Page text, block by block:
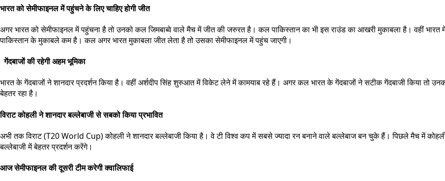
भारत को सेमीफाइनल में पहुंचने के लिए चाहिए होगी जीत
अगर भारत को सेमीफाइनल में पहुंचना है तो उनको कल जिमबाब्वे वाले मैच में जीत की जरुरत है। कल पाकिस्तान का भी इस राउंड का आखरी मुकाबला है। वहीं
पाकिस्तान के मुकाबले कम है। कल अगर भारत मुकाबला जीत लेता है तो उसका सेमीफाइनल में पहुंच जाएगी।
गेंदबाजों की रहेगी अहम भूमिका
भारत के गेंदबाजों ने शानदार प्रदर्शन किया है। वहीं अर्शदीप सिंह शुरुआत में विकेट लेने में कामयाब रहे हैं। अगर कल भारत के गेंदबाजों ने सटीक गेंदबाजी किया तो
बेहतर रहा है।
विराट कोहली ने शानदार बल्लेबाजी से सबको किया प्रभावित
अभी तक विराट (T20 World Cup) कोहली ने शानदार बल्लेबाजी किया है। वे टी विश्व कप में सबसे ज्यादा रन बनाने वाले बल्लेबाज बन चुके हैं। पिछले मैच में
बल्लेबाजी में बेहतर प्रदर्शन करेंगे।
आज सेमीफाइनल की दूसरी टीम करेगी क्वालिफाई